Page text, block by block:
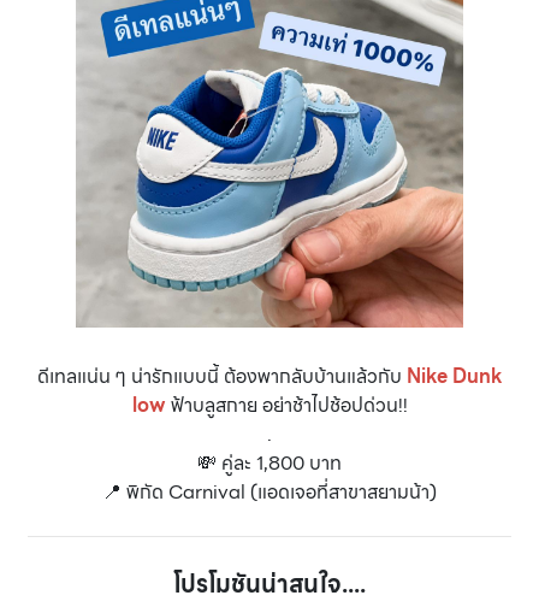
ดีเทลแน่น ๆ น่ารักแบบนี้ ต้องพากลับบ้านแล้วกับ Nike Dunk
low ฟ้าบลูสกาย อย่าช้าไปช้อปด่วน!!
.
💸 คู่ละ 1,800 บาท
📍 พิกัด Carnival (แอดเจอที่สาขาสยามน้า)
โปรโมชันน่าสนใจ....